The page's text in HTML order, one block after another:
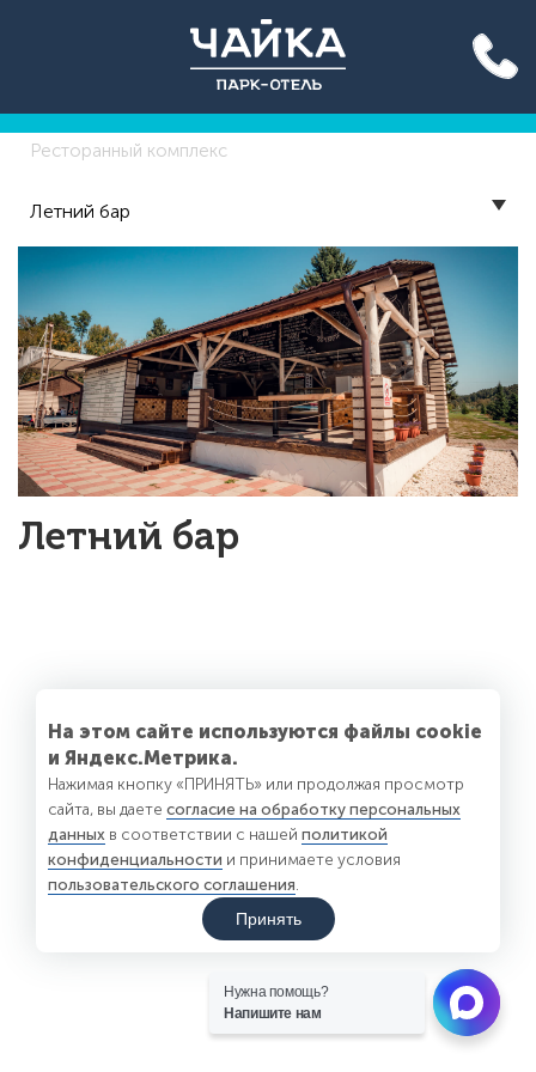
Акция до конца лета: вход
на бассейн 500 руб. для всех!
Подробнее >>
Ресторанный комплекс
Летний бар
Летний бар
На этом сайте используются файлы cookie
и Яндекс.Метрика.
Нажимая кнопку «ПРИНЯТЬ» или продолжая просмотр
сайта, вы даете согласие на обработку персональных
данных в соответствии с нашей политикой
конфиденциальности и принимаете условия
пользовательского соглашения
Принять
Нужна помощь?
Напишите нам